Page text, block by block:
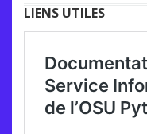
LIENS UTILES